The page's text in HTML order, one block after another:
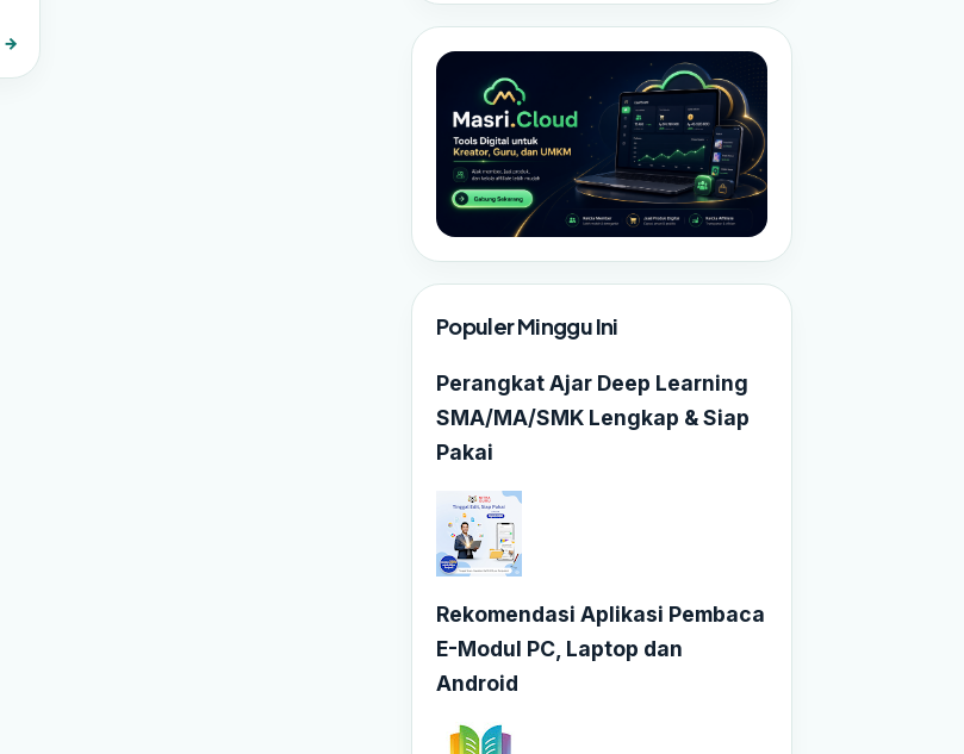
→
Populer Minggu Ini
Perangkat Ajar Deep Learning
SMA/MA/SMK Lengkap & Siap
Pakai
Rekomendasi Aplikasi Pembaca
E-Modul PC, Laptop dan
Android